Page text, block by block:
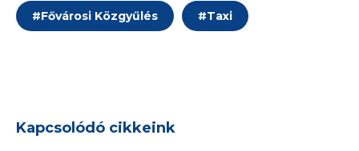
#Fővárosi Közgyűlés #Taxi
Kapcsolódó cikkeink